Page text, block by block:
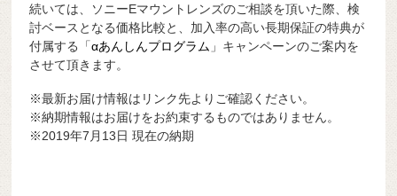
続いては、ソニーEマウントレンズのご相談を頂いた際、検
討ベースとなる価格比較と、加入率の高い長期保証の特典が
付属する「αあんしんプログラム 」キャンペーンのご案内を
させて頂きます。
※最新お届け情報はリンク先よりご確認ください。
※納期情報はお届けをお約束するものではありません。
※2019年7月13日 現在の納期